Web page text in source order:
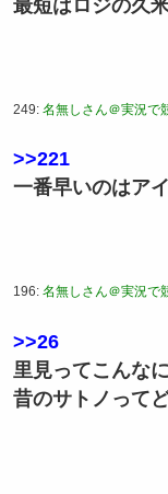
最短はロジの久
249: 名無しさん＠実況で
>>221
一番早いのはア
196: 名無しさん＠実況で
>>26
里見ってこんな
昔のサトノって